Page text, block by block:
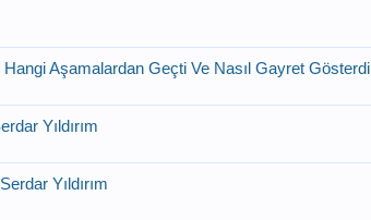
Aşamalardan Geçti Ve Nasıl Gayret Gösterdi
Yıldırım
Yıldırım